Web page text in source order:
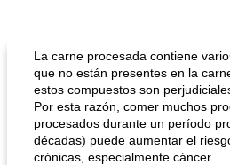
La carne procesada contiene
que no están presentes en la
estos compuestos son
Por esta razón, comer muchos
procesados ​​durante un período
décadas) puede aumentar el
crónicas, especialmente cáncer.